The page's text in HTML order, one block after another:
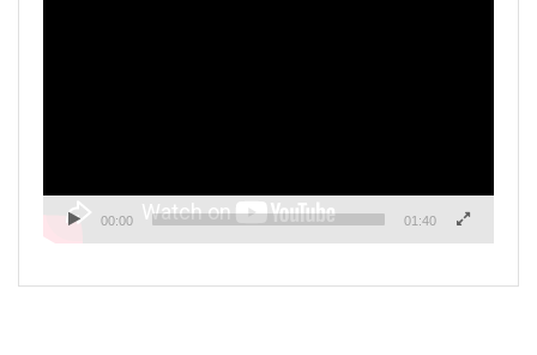
00:00 01:40